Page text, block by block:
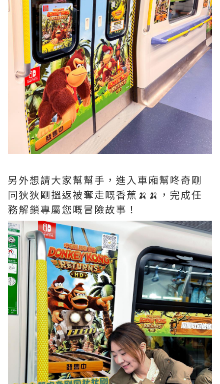
另外想請大家幫幫手，進入車廂幫咚奇剛
同狄狄剛搵返被奪走嘅香蕉🍌🍌，完成任
務解鎖專屬您嘅冒險故事！